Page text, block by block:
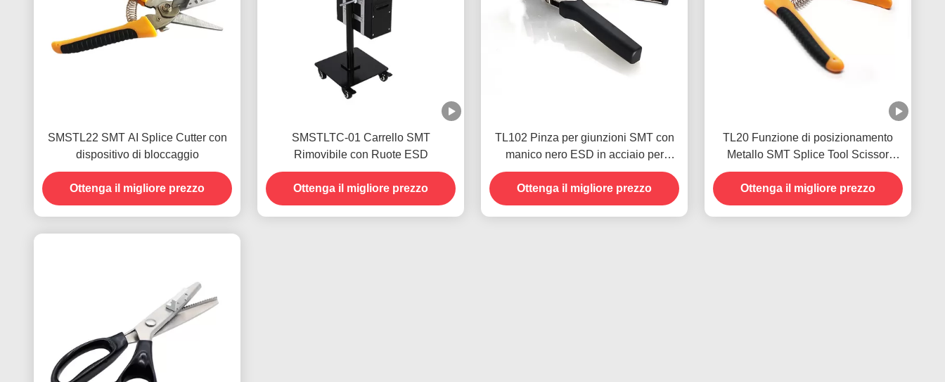
SMSTL22 SMT AI Splice Cutter con
dispositivo di bloccaggio
Ottenga il migliore prezzo
SMSTLTC-01 Carrello SMT
Rimovibile con Ruote ESD
Ottenga il migliore prezzo
TL102 Pinza per giunzioni SMT con
manico nero ESD in acciaio per
nastro SMT
Ottenga il migliore prezzo
TL20 Funzione di posizionamento
Metallo SMT Splice Tool Scissor
Maniglia colore giallo
Ottenga il migliore prezzo